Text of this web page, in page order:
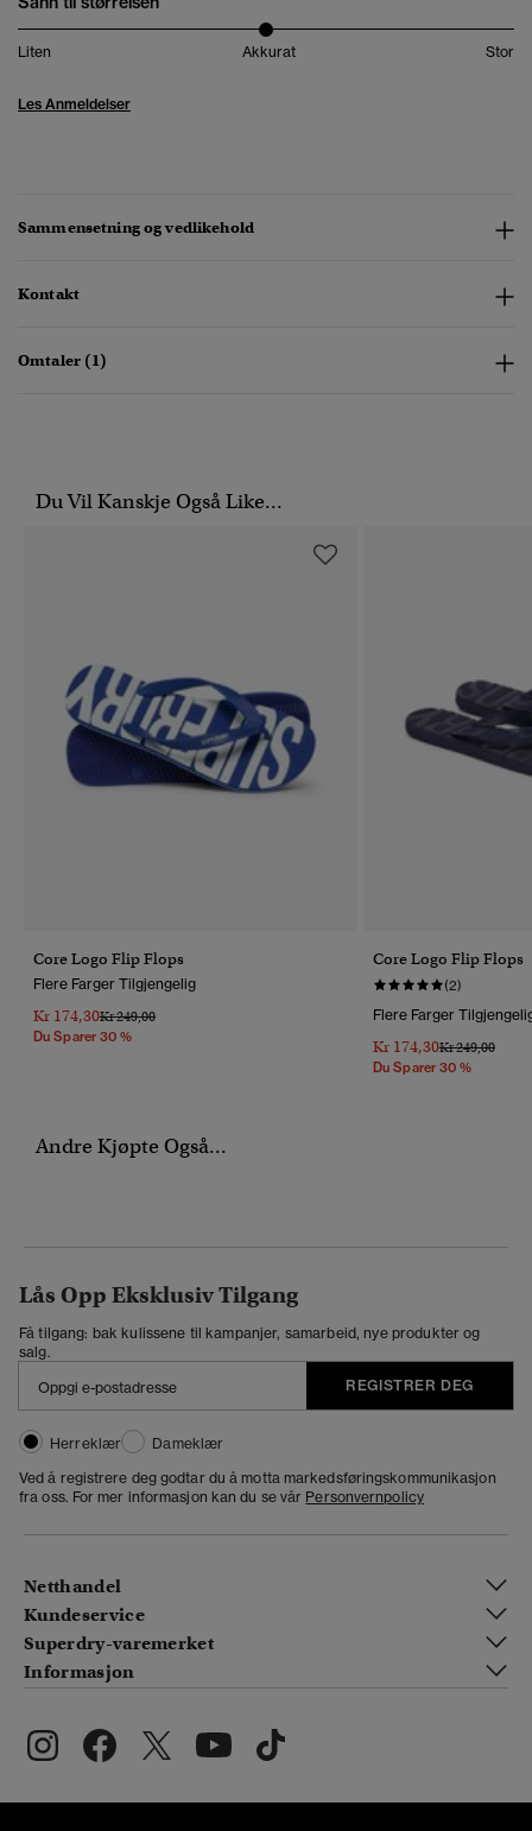
Liten Akkurat Stor
Les Anmeldelser
Sammensetning og vedlikehold
Kontakt
Omtaler (1)
Du Vil Kanskje Også Like...
Core Logo Flip Flops
Flere Farger Tilgjengelig
Kr 174,30Pris Nedsatt Fra
Kr 249,00Til
Du Sparer 30 %
Core Logo Flip Flops
(2)
Flere Farger
Kr 174,30Pris Nedsatt
Kr 249,00Til
Du Sparer 30 %
Andre Kjøpte Også...
Lås Opp Eksklusiv Tilgang
Få tilgang: bak kulissene til kampanjer, samarbeid, nye produkter og
salg.
REGISTRER DEG
Herreklær
Dameklær
Ved å registrere deg godtar du å motta markedsføringskommunikasjon
fra oss. For mer informasjon kan du se vår Personvernpolicy
Netthandel
Kundeservice
Superdry-varemerket
Informasjon